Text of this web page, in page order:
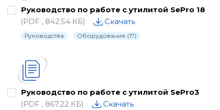
Руководство по работе с утилитой SePro 18
(PDF , 842.54 КБ)
Скачать
Руководства Оборудование (17)
Руководство по работе с утилитой SePro3
(PDF , 867.22 КБ)
Скачать